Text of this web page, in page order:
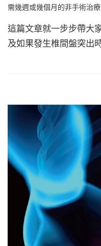
需幾週或幾個月的非手術治
這篇文章就一步步帶大
及如果發生椎間盤突出